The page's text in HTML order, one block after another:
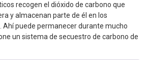
recogen el dióxido de carbono que
y almacenan parte de él en los
Ahí puede permanecer durante mucho
un sistema de secuestro de carbono de